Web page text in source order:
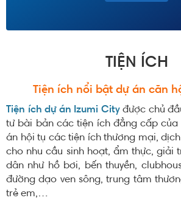
TIỆN ÍCH
Tiện ích nổi bật dự án căn
Tiện ích dự án Izumi Cityđược chủ
tư bài bản các tiện ích đẳng cấp của
án hội tụ các tiện ích thương mại,
cho nhu cầu sinh hoạt, ẩm thực, giải
dân như hồ bơi, bến thuyền,
đường dạo ven sông, trung tâm
trẻ em,…